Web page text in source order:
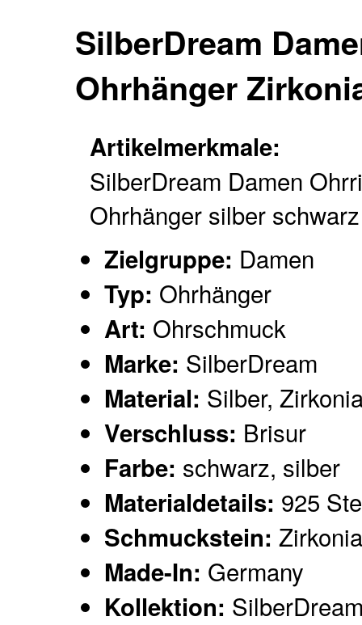
SilberDream
Ohrhänger
Artikelmerkmale:
SilberDream Damen
Ohrhänger silber schwarz
Zielgruppe: Damen
Typ: Ohrhänger
Art: Ohrschmuck
Marke: SilberDream
Material: Silber,
Verschluss: Brisur
Farbe: schwarz, silber
Materialdetails: 925
Schmuckstein:
Made-In: Germany
Kollektion: